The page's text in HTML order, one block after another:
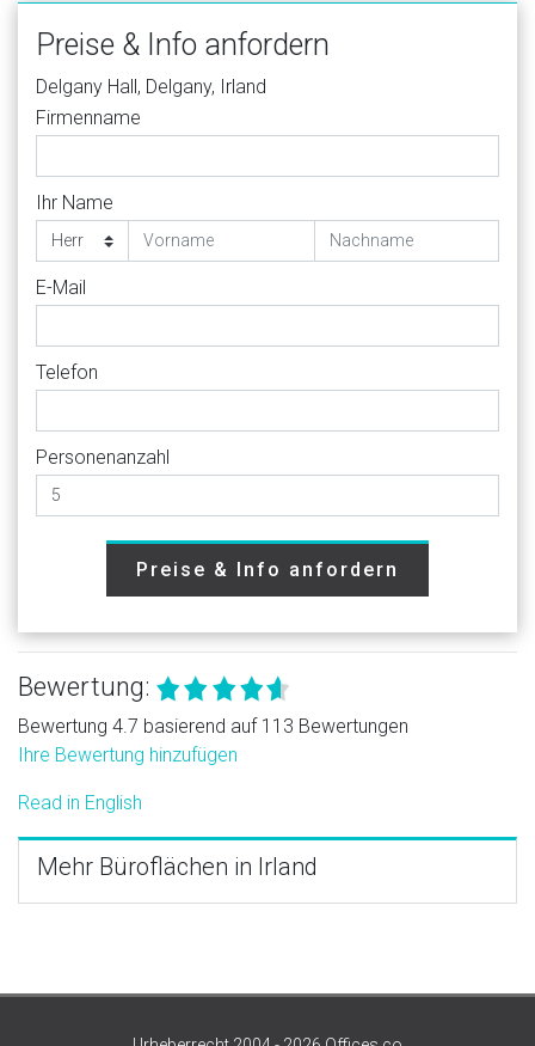
Preise & Info anfordern
Delgany Hall, Delgany, Irland
Firmenname
Ihr Name
E-Mail
Telefon
Personenanzahl
Preise & Info anfordern
Bewertung:
Bewertung 4.7 basierend auf 113 Bewertungen
Ihre Bewertung hinzufügen
Read in English
Mehr Büroflächen in Irland